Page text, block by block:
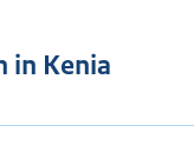
in Kenia